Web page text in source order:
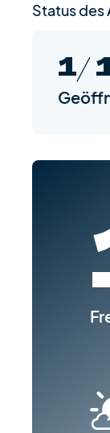
Status des
1/